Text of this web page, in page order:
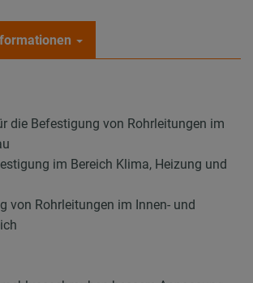
die Befestigung von Rohrleitungen im
im Bereich Klima, Heizung und
von Rohrleitungen im Innen- und